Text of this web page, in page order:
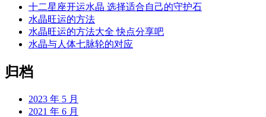
十二星座开运水晶 选择适合自己的守护石
水晶旺运的方法
水晶旺运的方法大全 快点分享吧
水晶与人体七脉轮的对应
归档
2023 年 5 月
2021 年 6 月